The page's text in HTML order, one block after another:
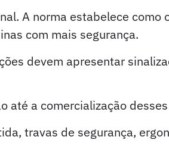
A norma estabelece como
com mais segurança.
devem apresentar
até a comercialização
travas de segurança,